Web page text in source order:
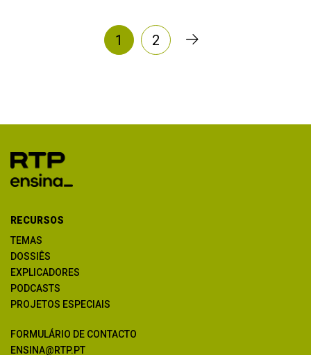
1 2
RECURSOS
TEMAS
DOSSIÊS
EXPLICADORES
PODCASTS
PROJETOS ESPECIAIS
FORMULÁRIO DE CONTACTO
ENSINA@RTP.PT